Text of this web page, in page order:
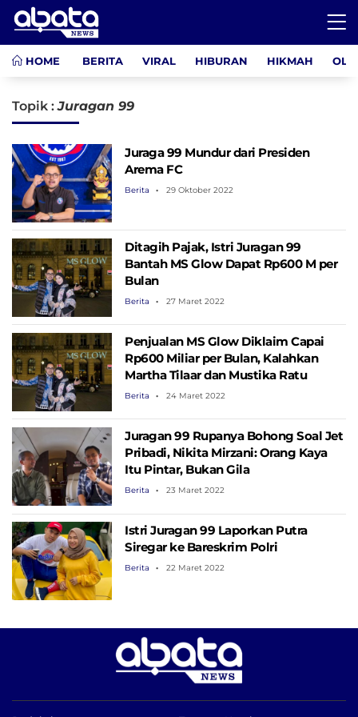
HOME BERITA VIRAL HIBURAN HIKMAH
Topik :Juragan 99
Juraga 99 Mundur dari Presiden
Arema FC
Berita 29 Oktober 2022
Ditagih Pajak, Istri Juragan 99
Bantah MS Glow Dapat Rp600 M per
Bulan
Berita 27 Maret 2022
Penjualan MS Glow Diklaim Capai
Rp600 Miliar per Bulan, Kalahkan
Martha Tilaar dan Mustika Ratu
Berita 24 Maret 2022
Juragan 99 Rupanya Bohong Soal Jet
Pribadi, Nikita Mirzani: Orang Kaya
Itu Pintar, Bukan Gila
Berita 23 Maret 2022
Istri Juragan 99 Laporkan Putra
Siregar ke Bareskrim Polri
Berita 22 Maret 2022